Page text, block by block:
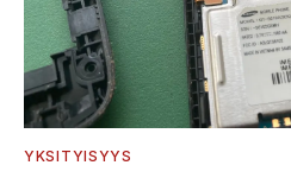
YKSITYISYYS